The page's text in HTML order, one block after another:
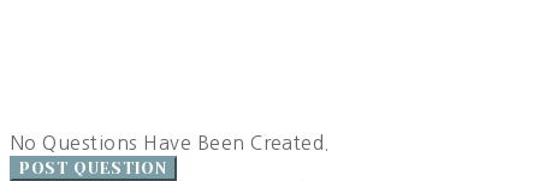
No Questions Have Been Created.
POST QUESTION